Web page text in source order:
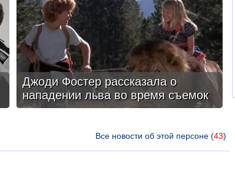
Джоди Фостер рассказала о
нападении льва во время съемок
Все новости об этой персоне (43)